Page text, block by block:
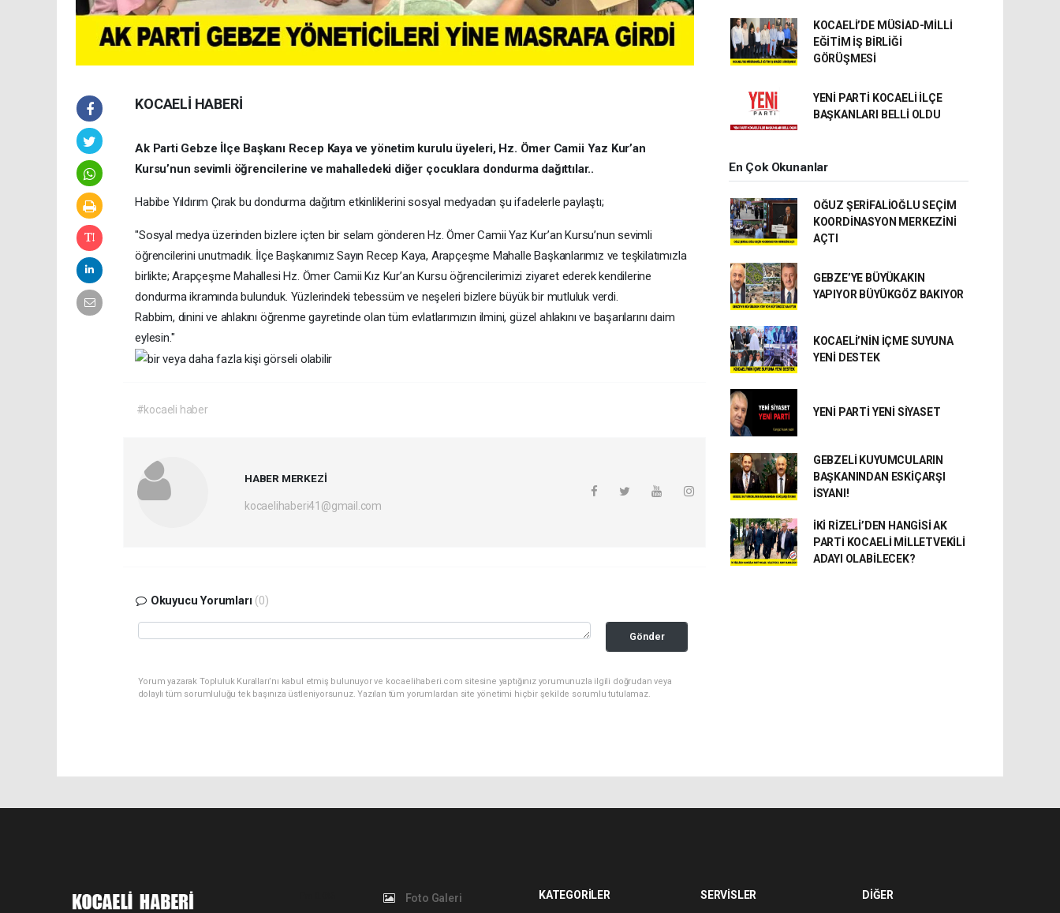
KOCAELİ HABERİ
Ak Parti Gebze İlçe Başkanı Recep Kaya ve yönetim kurulu üyeleri, Hz. Ömer Camii Yaz Kur’an
Kursu’nun sevimli öğrencilerine ve mahalledeki diğer çocuklara dondurma dağıttılar..
Habibe Yıldırım Çırak bu dondurma dağıtım etkinliklerini sosyal medyadan şu ifadelerle paylaştı;
"Sosyal medya üzerinden bizlere içten bir selam gönderen Hz. Ömer Camii Yaz Kur’an Kursu’nun sevimli
öğrencilerini unutmadık. İlçe Başkanımız Sayın Recep Kaya, Arapçeşme Mahalle Başkanlarımız ve teşkilatımızla
birlikte; Arapçeşme Mahallesi Hz. Ömer Camii Kız Kur’an Kursu öğrencilerimizi ziyaret ederek kendilerine
dondurma ikramında bulunduk. Yüzlerindeki tebessüm ve neşeleri bizlere büyük bir mutluluk verdi.
Rabbim, dinini ve ahlakını öğrenme gayretinde olan tüm evlatlarımızın ilmini, güzel ahlakını ve başarılarını daim
eylesin."
#kocaeli haber
HABER MERKEZİ
kocaelihaberi41@gmail.com
Okuyucu Yorumları (0)
Gönder
Yorum yazarak Topluluk Kuralları’nı kabul etmiş bulunuyor ve kocaelihaberi.com sitesine yaptığınız yorumunuzla ilgili doğrudan veya
dolaylı tüm sorumluluğu tek başınıza üstleniyorsunuz. Yazılan tüm yorumlardan site yönetimi hiçbir şekilde sorumlu tutulamaz.
KOCAELİ’DE MÜSİAD-MİLLİ
EĞİTİM İŞ BİRLİĞİ
GÖRÜŞMESİ
YENİ PARTİ KOCAELİ İLÇE
BAŞKANLARI BELLİ OLDU
En Çok Okunanlar
OĞUZ ŞERİFALİOĞLU SEÇİM
KOORDİNASYON MERKEZİNİ
AÇTI
GEBZE’YE BÜYÜKAKIN
YAPIYOR BÜYÜKGÖZ BAKIYOR
KOCAELİ’NİN İÇME SUYUNA
YENİ DESTEK
YENİ PARTİ YENİ SİYASET
GEBZELİ KUYUMCULARIN
BAŞKANINDAN ESKİÇARŞI
İSYANI!
İKİ RİZELİ’DEN HANGİSİ AK
PARTİ KOCAELİ MİLLETVEKİLİ
ADAYI OLABİLECEK?
Foto Galeri KATEGORİLER SERVİSLER DİĞER